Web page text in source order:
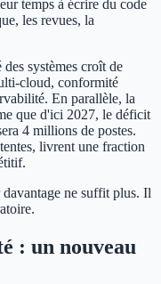
temps à écrire du code
les revues, la
systèmes croît de
cloud, conformité
En parallèle, la
que d'ici 2027, le déficit
4 millions de postes.
livrent une fraction
ne suffit plus. Il
: un nouveau